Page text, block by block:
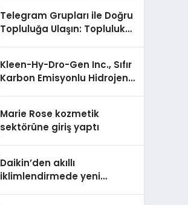
Telegram Grupları ile Doğru
Topluluğa Ulaşın: Topluluk
Kleen-Hy-Dro-Gen Inc., Sıfır
Karbon Emisyonlu Hidrojen
Aldı
Marie Rose kozmetik
sektörüne giriş yaptı
Daikin’den akıllı
iklimlendirmede yeni